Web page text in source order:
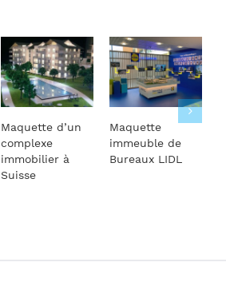
Maquette d’un
complexe
immobilier à
Suisse
Maquette
immeuble de
Bureaux LIDL